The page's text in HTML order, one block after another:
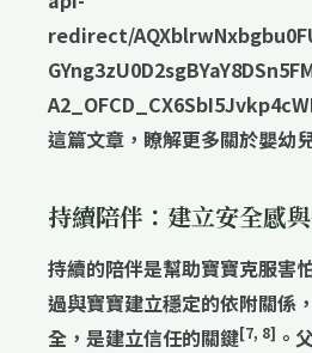
redirect/
這篇文章，瞭解更多關於嬰幼
持續陪伴：建立安全感
持續的陪伴是幫助寶寶克服害
過與寶寶建立穩定的依附關係
全，是建立信任的關鍵[7, 8] 。